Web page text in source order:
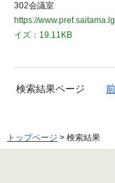
302会議室
https://
イズ：19.11KB
検索結果ページ
トップページ > 検索結果